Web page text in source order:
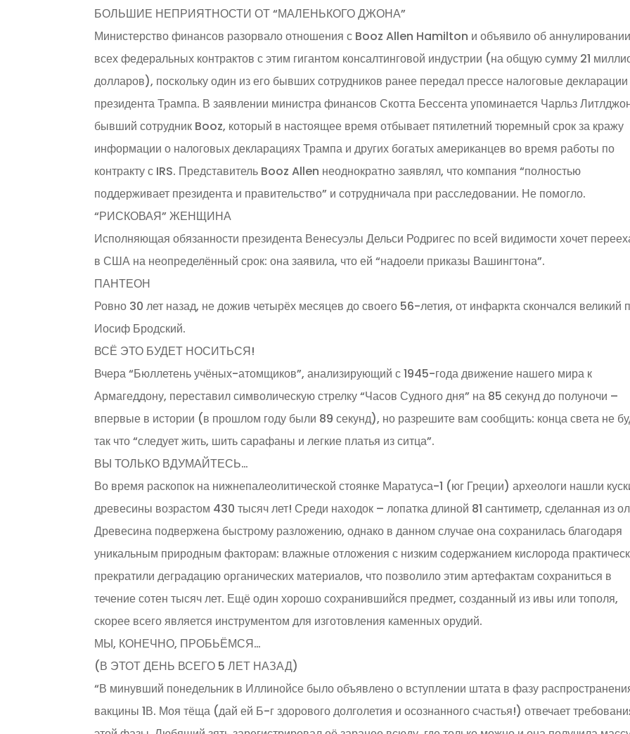
БОЛЬШИЕ НЕПРИЯТНОСТИ ОТ “МАЛЕНЬКОГО ДЖОНА”
Министерство финансов разорвало отношения с Booz Allen Hamilton и объявило об аннулировании
всех федеральных контрактов с этим гигантом консалтинговой индустрии (на общую сумму 21
долларов), поскольку один из его бывших сотрудников ранее передал прессе налоговые декларации
президента Трампа. В заявлении министра финансов Скотта Бессента упоминается Чарльз
бывший сотрудник Booz, который в настоящее время отбывает пятилетний тюремный срок за кражу
информации о налоговых декларациях Трампа и других богатых американцев во время работы по
контракту с IRS. Представитель Booz Allen неоднократно заявлял, что компания “полностью
поддерживает президента и правительство” и сотрудничала при расследовании. Не помогло.
“РИСКОВАЯ” ЖЕНЩИНА
Исполняющая обязанности президента Венесуэлы Дельси Родригес по всей видимости хочет
в США на неопределённый срок: она заявила, что ей “надоели приказы Вашингтона”.
ПАНТЕОН
Ровно 30 лет назад, не дожив четырёх месяцев до своего 56-летия, от инфаркта скончался великий
Иосиф Бродский.
ВСЁ ЭТО БУДЕТ НОСИТЬСЯ!
Вчера “Бюллетень учёных-атомщиков”, анализирующий с 1945-года движение нашего мира к
Армагеддону, переставил символическую стрелку “Часов Судного дня” на 85 секунд до полуночи –
впервые в истории (в прошлом году были 89 секунд), но разрешите вам сообщить: конца света не
так что “следует жить, шить сарафаны и легкие платья из ситца”.
ВЫ ТОЛЬКО ВДУМАЙТЕСЬ…
Во время раскопок на нижнепалеолитической стоянке Маратуса-1 (юг Греции) археологи нашли
древесины возрастом 430 тысяч лет! Среди находок – лопатка длиной 81 сантиметр, сделанная из
Древесина подвержена быстрому разложению, однако в данном случае она сохранилась благодаря
уникальным природным факторам: влажные отложения с низким содержанием кислорода
прекратили деградацию органических материалов, что позволило этим артефактам сохраниться в
течение сотен тысяч лет. Ещё один хорошо сохранившийся предмет, созданный из ивы или тополя,
скорее всего является инструментом для изготовления каменных орудий.
МЫ, КОНЕЧНО, ПРОБЬЁМСЯ…
(В ЭТОТ ДЕНЬ ВСЕГО 5 ЛЕТ НАЗАД)
“В минувший понедельник в Иллинойсе было объявлено о вступлении штата в фазу
вакцины 1В. Моя тёща (дай ей Б-г здорового долголетия и осознанного счастья!) отвечает